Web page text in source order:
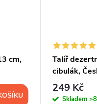
cm,
Talíř
cibulák,
249 Kč
Skladem